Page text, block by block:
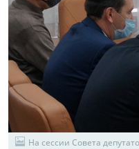
На сессии Совета